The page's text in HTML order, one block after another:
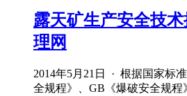
露天矿生产安全技
理网
2014年5月21日 · 根据国家标
全规程》、GB《爆破安全规